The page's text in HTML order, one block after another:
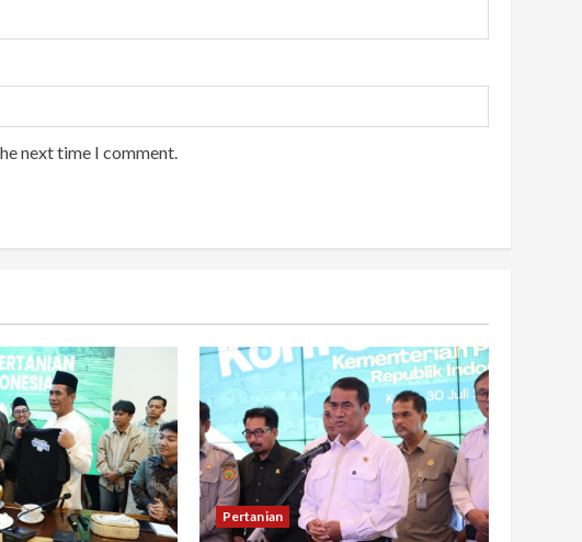
next time I comment.
Pertanian